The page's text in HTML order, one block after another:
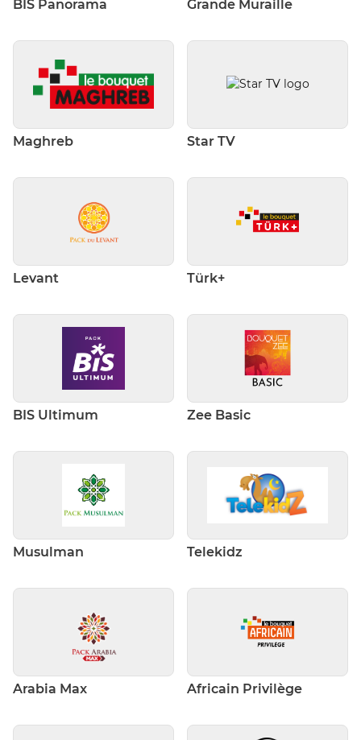
BIS Panorama Grande Muraille
Maghreb Star TV
Levant Türk+
BIS Ultimum Zee Basic
Musulman Telekidz
Arabia Max Africain Privilège